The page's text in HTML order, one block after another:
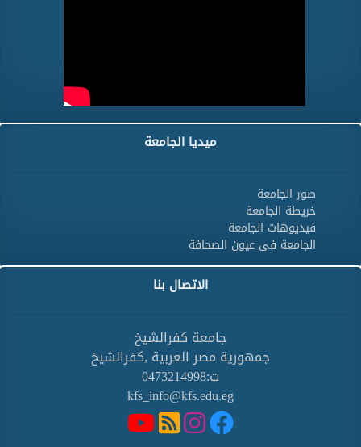
ميديا الجامعة
صور الجامعة
خريطة الجامعة
فيديوهات الجامعة
الجامعة فى عيون الصحافة
الاتصال بنا
جامعة كفرالشيخ
جمهورية مصر العربية ,كفرالشيخ
ت:0473214998
kfs_info@kfs.edu.eg